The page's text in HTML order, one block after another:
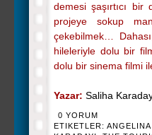
demesi şaşırtıcı
projeye sokup
çekebilmek…
hileleriyle dolu bir
dolu bir sinema filmi
Yazar: Saliha
0 YORUM
ETIKETLER: